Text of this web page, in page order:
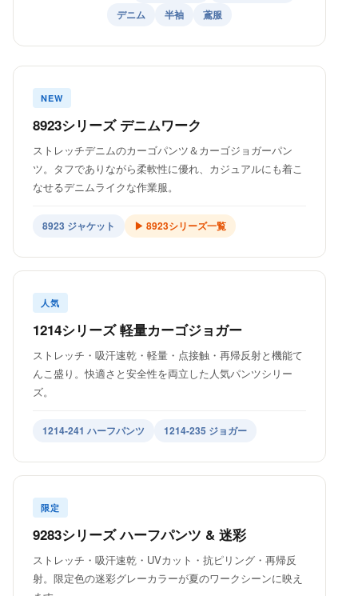
デニム
半袖 鳶服
NEW
8923シリーズ デニムワーク
ストレッチデニムのカーゴパンツ＆カーゴジョガーパン
ツ。タフでありながら柔軟性に優れ、カジュアルにも着こ
なせるデニムライクな作業服。
8923 ジャケット ▶ 8923シリーズ一覧
人気
1214シリーズ 軽量カーゴジョガー
ストレッチ・吸汗速乾・軽量・点接触・再帰反射と機能て
んこ盛り。快適さと安全性を両立した人気パンツシリー
ズ。
1214-241 ハーフパンツ 1214-235 ジョガー
限定
9283シリーズ ハーフパンツ & 迷彩
ストレッチ・吸汗速乾・UVカット・抗ピリング・再帰反
射。限定色の迷彩グレーカラーが夏のワークシーンに映え